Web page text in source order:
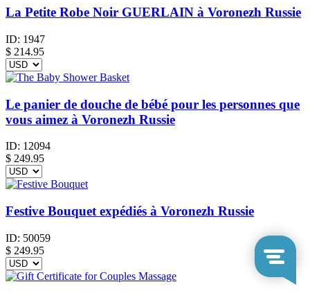
La Petite Robe Noir GUERLAIN à Voronezh Russie
ID: 1947
$ 214.95
Le panier de douche de bébé pour les personnes que
vous aimez à Voronezh Russie
ID: 12094
$ 249.95
Festive Bouquet expédiés à Voronezh Russie
ID: 50059
$ 249.95